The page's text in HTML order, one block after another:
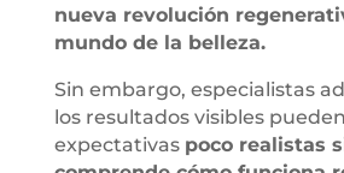
nueva revolución
mundo de la belleza.
Sin embargo, especialistas
los resultados visibles
expectativas poco realistas